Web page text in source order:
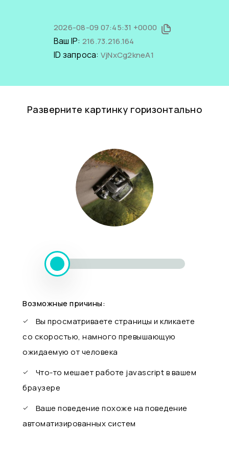
2026-08-09 07:45:31 +0000
Ваш IP: 216.73.216.164
ID запроса: VjNxCg2kneA1
Разверните картинку горизонтально
Возможные причины:
Вы просматриваете страницы и кликаете
со скоростью, намного превышающую
ожидаемую от человека
Что-то мешает работе javascript в вашем
браузере
Ваше поведение похоже на поведение
автоматизированных систем